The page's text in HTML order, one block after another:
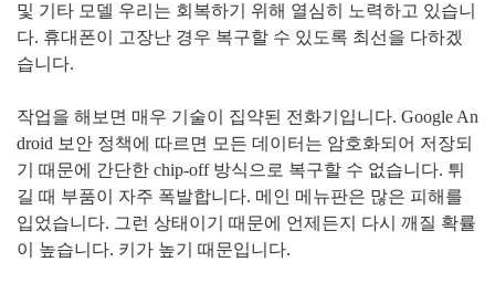
및 기타 모델 우리는 회복하기 위해 열심히 노력하고 있습니
다. 휴대폰이 고장난 경우 복구할 수 있도록 최선을 다하겠
습니다.
작업을 해보면 매우 기술이 집약된 전화기입니다. Google An
droid 보안 정책에 따르면 모든 데이터는 암호화되어 저장되
기 때문에 간단한 chip-off 방식으로 복구할 수 없습니다. 튀
길 때 부품이 자주 폭발합니다. 메인 메뉴판은 많은 피해를
입었습니다. 그런 상태이기 때문에 언제든지 다시 깨질 확률
이 높습니다. 키가 높기 때문입니다.